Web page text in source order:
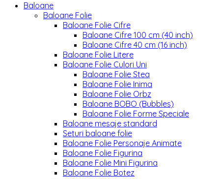
Baloane
Baloane Folie
Baloane Folie Cifre
Baloane Cifre 100 cm (40 inch)
Baloane Cifre 40 cm (16 inch)
Baloane Folie Litere
Baloane Folie Culori Uni
Baloane Folie Stea
Baloane Folie Inima
Baloane Folie Orbz
Baloane BOBO (Bubbles)
Baloane Folie Forme Speciale
Baloane mesaje standard
Seturi baloane folie
Baloane Folie Personaje Animate
Baloane Folie Figurina
Baloane Folie Mini Figurina
Baloane Folie Botez